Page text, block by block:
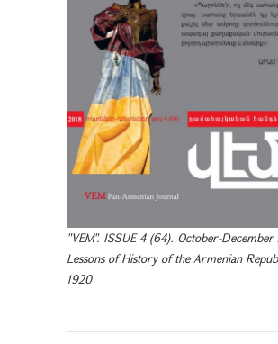
"VEM". ISSUE 4 (64). October-December
Lessons of History of the Armenian
1920